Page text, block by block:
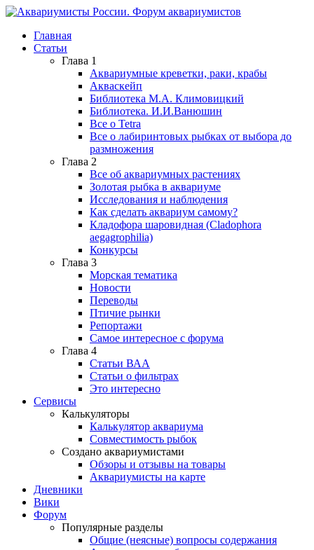
Главная
Статьи
Глава 1
Аквариумные креветки, раки, крабы
Акваскейп
Библиотека М.А. Климовицкий
Библиотека. И.И.Ванюшин
Все о Tetra
Все о лабиринтовых рыбках от выбора до
размножения
Глава 2
Все об аквариумных растениях
Золотая рыбка в аквариуме
Исследования и наблюдения
Как сделать аквариум самому?
Кладофора шаровидная (Cladophora
aegagrophilia)
Конкурсы
Глава 3
Морская тематика
Новости
Переводы
Птичие рынки
Репортажи
Самое интересное с форума
Глава 4
Статьи ВАА
Статьи о фильтрах
Это интересно
Сервисы
Калькуляторы
Калькулятор аквариума
Совместимость рыбок
Создано аквариумистами
Обзоры и отзывы на товары
Аквариумисты на карте
Дневники
Вики
Форум
Популярные разделы
Общие (неясные) вопросы содержания